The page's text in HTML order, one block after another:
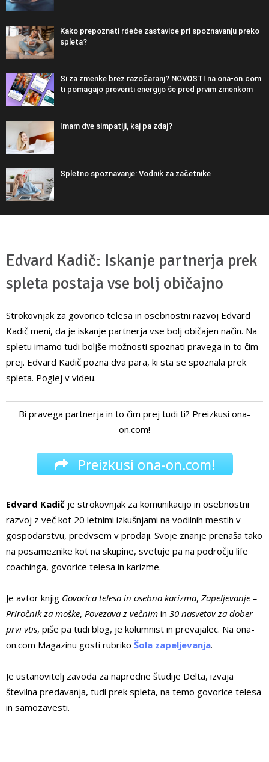
Kako prepoznati rdeče zastavice pri spoznavanju preko
spleta?
Si za zmenke brez razočaranj? NOVOSTI na ona-on.com
ti pomagajo preveriti energijo še pred prvim zmenkom
Imam dve simpatiji, kaj pa zdaj?
Spletno spoznavanje: Vodnik za začetnike
Edvard Kadič: Iskanje partnerja prek
spleta postaja vse bolj običajno
Strokovnjak za govorico telesa in osebnostni razvoj Edvard
Kadič meni, da je iskanje partnerja vse bolj običajen način. Na
spletu imamo tudi boljše možnosti spoznati pravega in to čim
prej. Edvard Kadič pozna dva para, ki sta se spoznala prek
spleta. Poglej v videu.
Bi pravega partnerja in to čim prej tudi ti? Preizkusi ona-
on.com!
Preizkusi ona-on.com!
Edvard Kadič je strokovnjak za komunikacijo in osebnostni
razvoj z več kot 20 letnimi izkušnjami na vodilnih mestih v
gospodarstvu, predvsem v prodaji. Svoje znanje prenaša tako
na posameznike kot na skupine, svetuje pa na področju life
coachinga, govorice telesa in karizme.
Je avtor knjig Govorica telesa in osebna karizma, Zapeljevanje –
Priročnik za moške, Povezava z večnim in 30 nasvetov za dober
prvi vtis, piše pa tudi blog, je kolumnist in prevajalec. Na ona-
on.com Magazinu gosti rubriko Šola zapeljevanja.
Je ustanovitelj zavoda za napredne študije Delta, izvaja
številna predavanja, tudi prek spleta, na temo govorice telesa
in samozavesti.